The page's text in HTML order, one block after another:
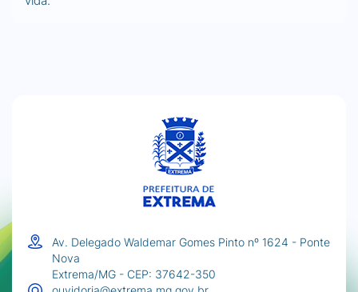
Av. Delegado Waldemar Gomes Pinto nº 1624 - Ponte
Nova
Extrema/MG - CEP: 37642-350